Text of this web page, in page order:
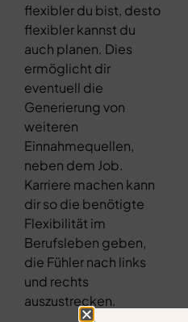
flexibler du bist, desto
flexibler kannst du
auch planen. Dies
ermöglicht dir
eventuell die
Generierung von
weiteren
Einnahmequellen,
neben dem Job.
Karriere machen kann
dir so die benötigte
Flexibilität im
Berufsleben geben,
die Fühler nach links
und rechts
auszustrecken.